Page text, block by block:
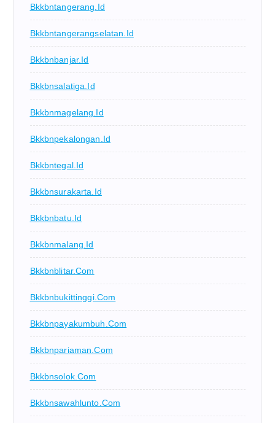
Bkkbntangerang.id
Bkkbntangerangselatan.id
Bkkbnbanjar.id
Bkkbnsalatiga.id
Bkkbnmagelang.id
Bkkbnpekalongan.id
Bkkbntegal.id
Bkkbnsurakarta.id
Bkkbnbatu.id
Bkkbnmalang.id
Bkkbnblitar.com
Bkkbnbukittinggi.com
Bkkbnpayakumbuh.com
Bkkbnpariaman.com
Bkkbnsolok.com
Bkkbnsawahlunto.com